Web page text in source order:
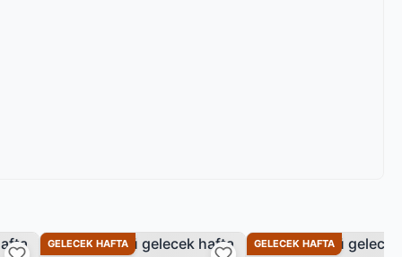
GELECEK HAFTA GELECEK HAFTA